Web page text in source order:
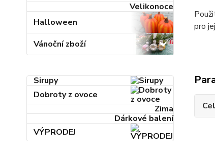
Velikonoce
Halloween
Vánoční zboží
Sirupy
Dobroty z ovoce
Zima
Dárkové balení
VÝPRODEJ
pro